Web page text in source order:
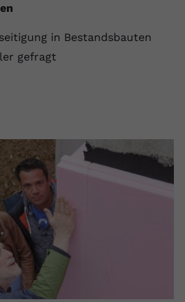
in Bestandsbauten
gefragt